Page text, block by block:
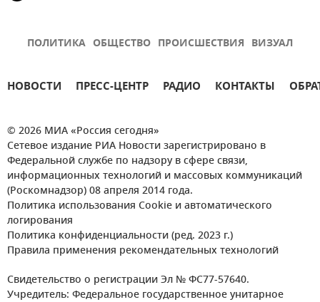
ПОЛИТИКА ОБЩЕСТВО ПРОИСШЕСТВИЯ ВИЗУАЛ
НОВОСТИ ПРЕСС-ЦЕНТР РАДИО КОНТАКТЫ
© 2026 МИА «Россия сегодня»
Сетевое издание РИА Новости зарегистрировано в
Федеральной службе по надзору в сфере связи,
информационных технологий и массовых коммуникаций
(Роскомнадзор) 08 апреля 2014 года.
Политика использования Cookie и автоматического
логирования
Политика конфиденциальности (ред. 2023 г.)
Правила применения рекомендательных технологий
Свидетельство о регистрации Эл № ФС77-57640.
Учредитель: Федеральное государственное унитарное